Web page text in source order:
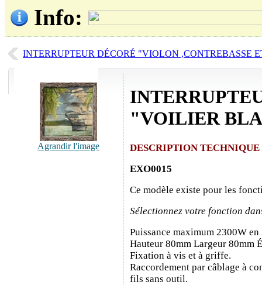
Info:
INTERRUPTEUR DÉCORÉ "VIOLON ,CONTREBASSE
Agrandir l'image
"VOILIER
DESCRIPTION TECHNIQUE
EXO0015
Ce modèle existe pour les
Sélectionnez votre fonction
Puissance maximum 2300W
Hauteur 80mm Largeur 80mm
Fixation à vis et à griffe.
Raccordement par câblage à
fils sans outil.